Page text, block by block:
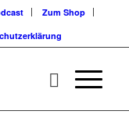
Zum Shop